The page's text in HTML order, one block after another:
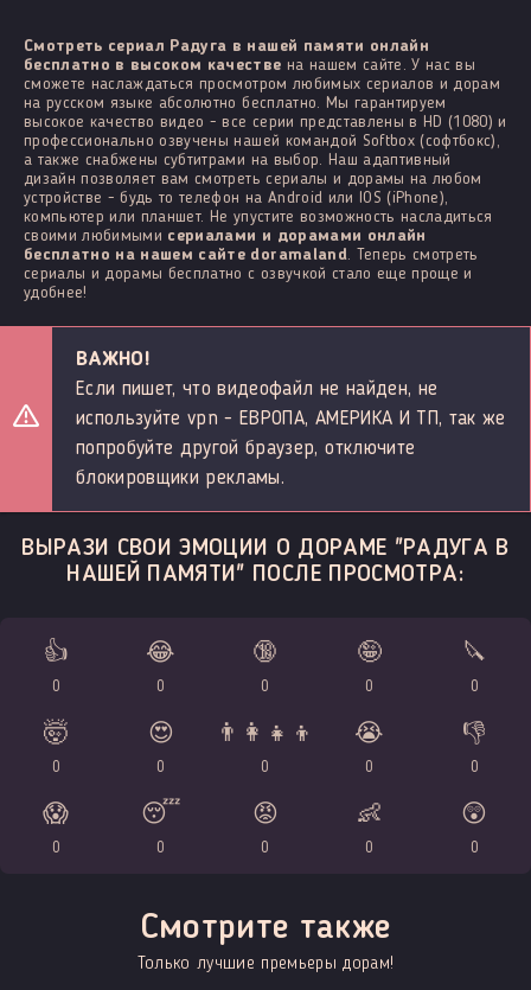
Смотреть сериал Радуга в нашей памяти онлайн
бесплатно в высоком качестве на нашем сайте. У нас вы
сможете наслаждаться просмотром любимых сериалов и дорам
на русском языке абсолютно бесплатно. Мы гарантируем
высокое качество видео - все серии представлены в HD (1080) и
профессионально озвучены нашей командой Softbox (софтбокс),
а также снабжены субтитрами на выбор. Наш адаптивный
дизайн позволяет вам смотреть сериалы и дорамы на любом
устройстве - будь то телефон на Android или IOS (iPhone),
компьютер или планшет. Не упустите возможность насладиться
своими любимыми сериалами и дорамами онлайн
бесплатно на нашем сайте doramaland . Теперь смотреть
сериалы и дорамы бесплатно с озвучкой стало еще проще и
удобнее!
ВАЖНО!
Если пишет, что видеофайл не найден, не
используйте vpn - ЕВРОПА, АМЕРИКА И ТП, так же
попробуйте другой браузер, отключите
блокировщики рекламы.
ВЫРАЗИ СВОИ ЭМОЦИИ О ДОРАМЕ "РАДУГА В
НАШЕЙ ПАМЯТИ" ПОСЛЕ ПРОСМОТРА:
👍
0
😂
0
🔞
0
🤪
0
🔪
0
🤯
0
😍
0
👨‍👩‍👧‍👦
0
😭
0
👎
0
😱
0
😴
0
😡
0
👶
0
😲
0
Смотрите также
Только лучшие премьеры дорам!